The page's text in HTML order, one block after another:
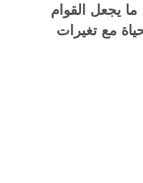
وسهلة القراءة.*